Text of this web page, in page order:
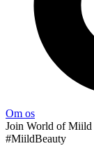
Om os
Join World of Miild
#MiildBeauty